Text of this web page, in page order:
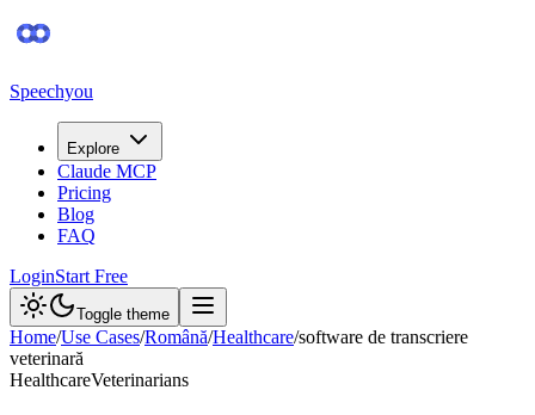
Speechyou
Explore
Claude MCP
Pricing
Blog
FAQ
LoginStart Free
Toggle theme
Home/Use Cases/Română/Healthcare/software de transcriere
veterinară
HealthcareVeterinarians